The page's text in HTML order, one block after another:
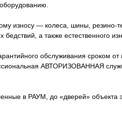
износу — колеса, шины, резино-
а также естественного
обслуживания сроком от
АВТОРИЗОВАННАЯ
в РАУМ, до «дверей»